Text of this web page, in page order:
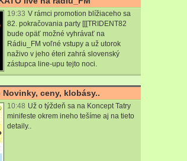
19:33 V rámci promotion blížiaceho sa
82. pokračovania party [[[TRIDENT82
bude opäť možné vyhrávať na
Rádiu_FM voľné vstupy a už utorok
naživo v jeho éteri zahrá slovenský
zástupca line-upu tejto noci.
Novinky, ceny, klobásy..
10:48 Už o týždeň sa na Koncept Tatry
minifeste okrem ineho tešíme aj na tieto
detaily..